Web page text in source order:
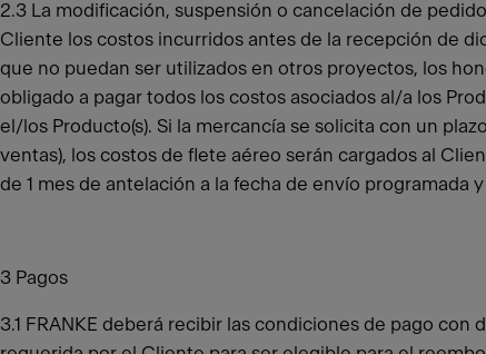
2.3 La modificación, suspensión o cancelación de
Cliente los costos incurridos antes de la recepción de
que no puedan ser utilizados en otros proyectos, los
obligado a pagar todos los costos asociados al/a los
el/los Producto(s). Si la mercancía se solicita con un
ventas), los costos de flete aéreo serán cargados al
de 1 mes de antelación a la fecha de envío programada
3 Pagos
3.1 FRANKE deberá recibir las condiciones de pago